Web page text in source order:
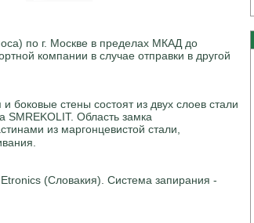
по г. Москве в пределах МКАД до
компании в случае отправки в другой
стены состоят из двух слоев стали
Область замка
из маргонцевистой стали,
(Словакия). Система запирания -